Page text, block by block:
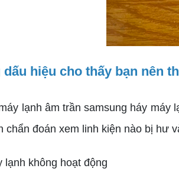
hiệu cho thấy bạn nên
lạnh âm trần samsung háy máy
chẩn đoán xem linh kiện nào bị hư
lạnh không hoạt động